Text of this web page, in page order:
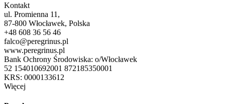
Kontakt
ul. Promienna 11,
87-800 Włocławek, Polska
+48 608 36 56 46
falco@peregrinus.pl
www.peregrinus.pl
Bank Ochrony Środowiska: o/Włocławek
52 154010692001 872185350001
KRS: 0000133612
Więcej